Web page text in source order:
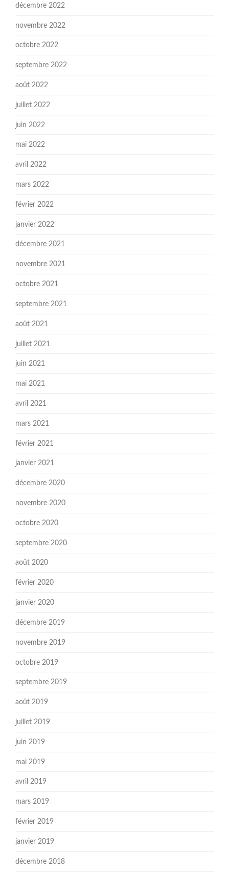
décembre 2022
novembre 2022
octobre 2022
septembre 2022
août 2022
juillet 2022
juin 2022
mai 2022
avril 2022
mars 2022
février 2022
janvier 2022
décembre 2021
novembre 2021
octobre 2021
septembre 2021
août 2021
juillet 2021
juin 2021
mai 2021
avril 2021
mars 2021
février 2021
janvier 2021
décembre 2020
novembre 2020
octobre 2020
septembre 2020
août 2020
février 2020
janvier 2020
décembre 2019
novembre 2019
octobre 2019
septembre 2019
août 2019
juillet 2019
juin 2019
mai 2019
avril 2019
mars 2019
février 2019
janvier 2019
décembre 2018